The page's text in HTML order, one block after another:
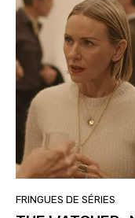
FRINGUES DE SÉRIES